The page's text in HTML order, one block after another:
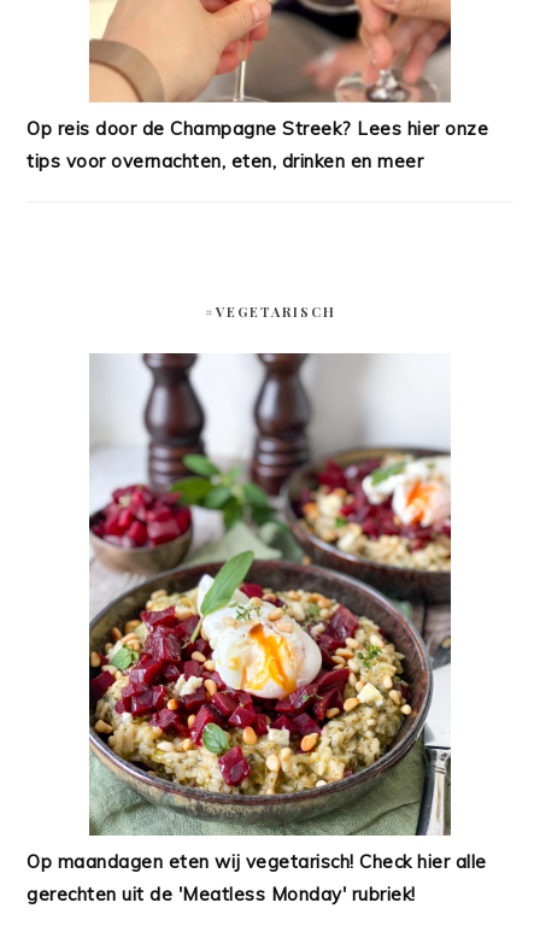
Op reis door de Champagne Streek? Lees hier onze
tips voor overnachten, eten, drinken en meer
#VEGETARISCH
Op maandagen eten wij vegetarisch! Check hier alle
gerechten uit de 'Meatless Monday' rubriek!